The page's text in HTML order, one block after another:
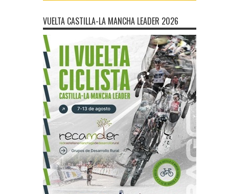
VUELTA CASTILLA-LA MANCHA LEADER 2026